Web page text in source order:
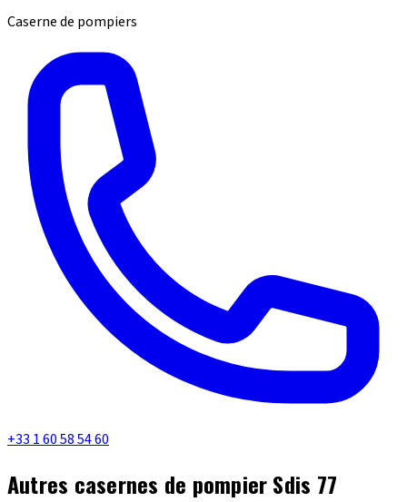
Caserne de pompiers
+33 1 60 58 54 60
Autres casernes de pompier Sdis 77